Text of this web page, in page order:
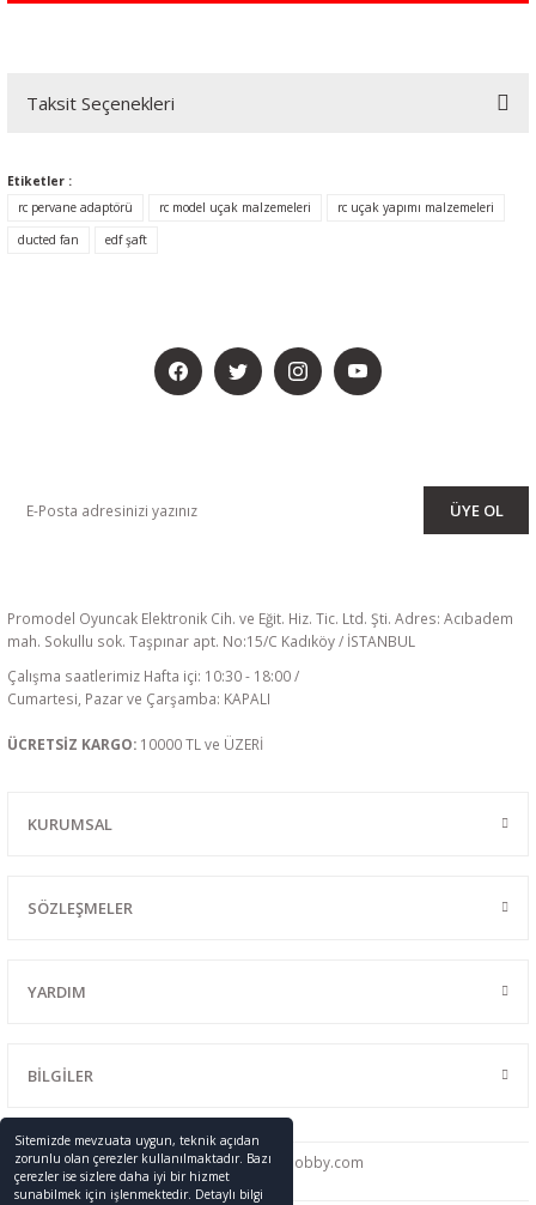
Sitemizde mevzuata uygun, teknik açıdan
zorunlu olan çerezler kullanılmaktadır. Bazı
çerezler ise sizlere daha iyi bir hizmet
sunabilmek için işlenmektedir. Detaylı bilgi
Taksit Seçenekleri
Etiketler :
rc pervane adaptörü
rc model uçak malzemeleri
rc uçak yapımı malzemeleri
ducted fan
edf şaft
ÜYE OL
Promodel Oyuncak Elektronik Cih. ve Eğit. Hiz. Tic. Ltd. Şti. Adres: Acıbadem
mah. Sokullu sok. Taşpınar apt. No:15/C Kadıköy / İSTANBUL
Çalışma saatlerimiz Hafta içi: 10:30 - 18:00 /
Cumartesi, Pazar ve Çarşamba: KAPALI
ÜCRETSİZ KARGO: 10000 TL ve ÜZERİ
KURUMSAL
SÖZLEŞMELER
YARDIM
BİLGİLER
0216 428 46 91 info@promodelhobby.com